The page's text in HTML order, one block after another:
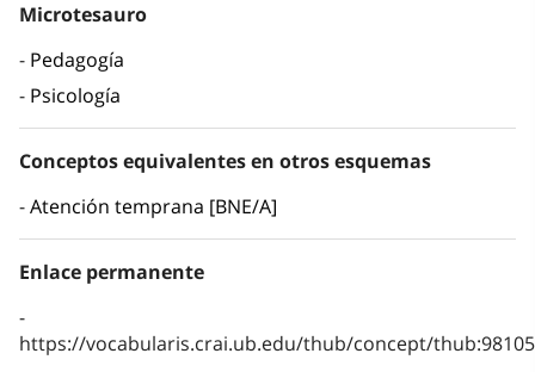
Microtesauro
Pedagogía
Psicología
Conceptos equivalentes en otros esquemas
Atención temprana [BNE/A]
Enlace permanente
https://vocabularis.crai.ub.edu/thub/concept/